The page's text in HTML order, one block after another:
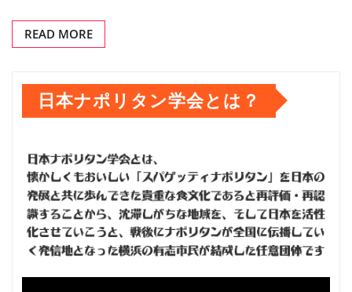
READ MORE
日本ナポリタン学会とは？